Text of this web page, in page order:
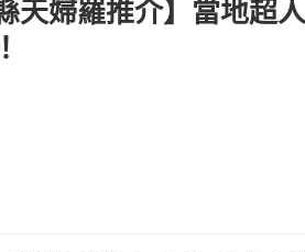
天婦羅推介】當地超